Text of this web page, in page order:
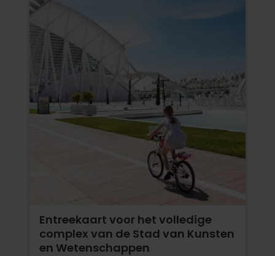
Entreekaart voor het volledige
complex van de Stad van Kunsten
en Wetenschappen